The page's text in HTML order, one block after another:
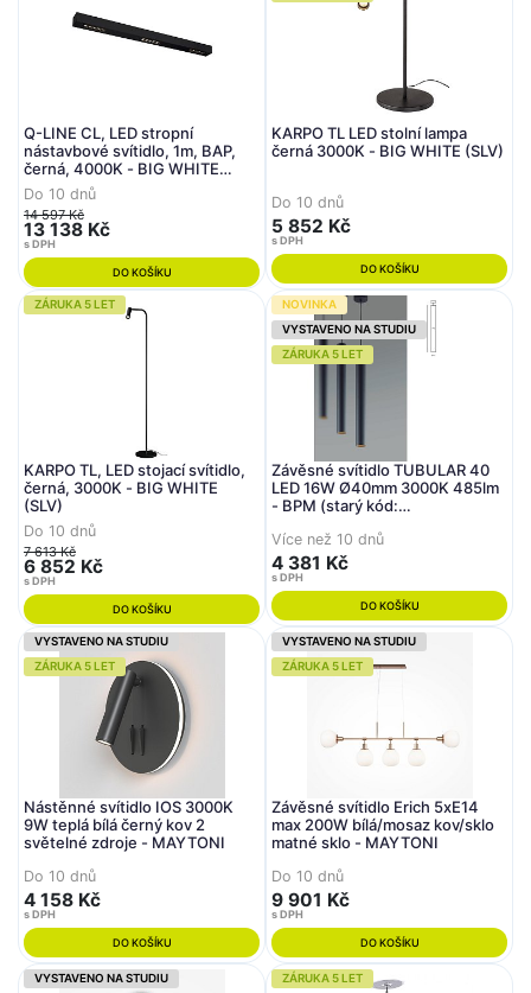
Q-LINE CL, LED stropní
nástavbové svítidlo, 1m, BAP,
černá, 4000K - BIG WHITE
(SLV)
Do 10 dnů
14 597 Kč
13 138 Kč
s DPH
DO KOŠÍKU
KARPO TL LED stolní lampa
černá 3000K - BIG WHITE (SLV)
Do 10 dnů
5 852 Kč
s DPH
DO KOŠÍKU
ZÁRUKA 5 LET
KARPO TL, LED stojací svítidlo,
černá, 3000K - BIG WHITE
(SLV)
Do 10 dnů
7 613 Kč
6 852 Kč
s DPH
DO KOŠÍKU
NOVINKA
VYSTAVENO NA STUDIU
ZÁRUKA 5 LET
Závěsné svítidlo TUBULAR 40
LED 16W Ø40mm 3000K 485lm
- BPM (starý kód:
Více než 10 dnů
4 381 Kč
s DPH
DO KOŠÍKU
VYSTAVENO NA STUDIU
ZÁRUKA 5 LET
Nástěnné svítidlo IOS 3000K
9W teplá bílá černý kov 2
světelné zdroje - MAYTONI
Do 10 dnů
4 158 Kč
s DPH
DO KOŠÍKU
VYSTAVENO NA STUDIU
ZÁRUKA 5 LET
Závěsné svítidlo Erich 5xE14
max 200W bílá/mosaz kov/sklo
matné sklo - MAYTONI
Do 10 dnů
9 901 Kč
s DPH
DO KOŠÍKU
VYSTAVENO NA STUDIU
ZÁRUKA 5 LET